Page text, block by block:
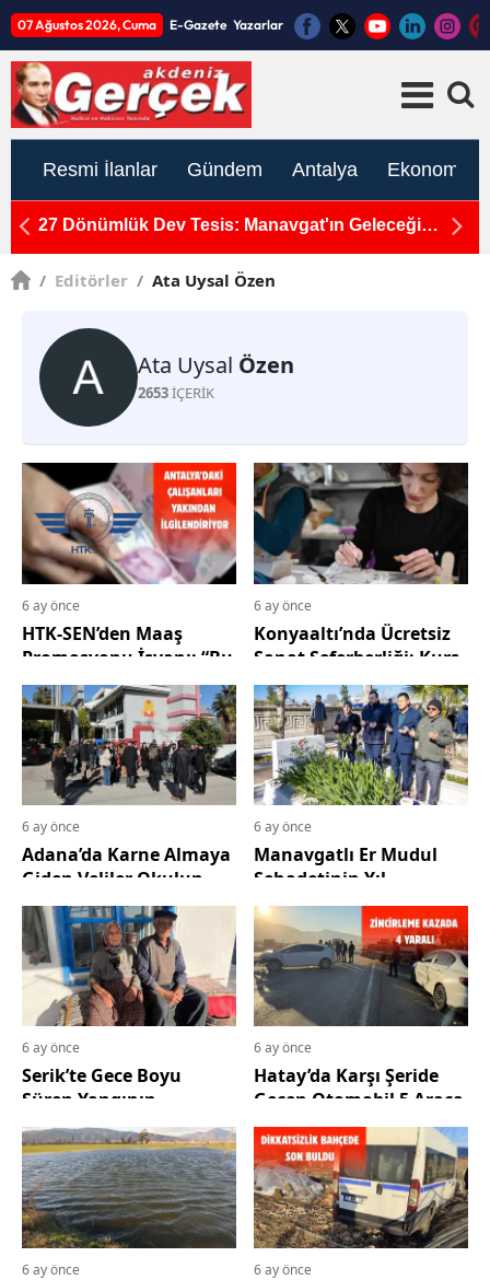
07 Ağustos 2026, Cuma E-Gazete Yazarlar
Resmi İlanlar Gündem Antalya Ekonomi
27 Dönümlük Dev Tesis: Manavgat'ın Geleceği
/ Editörler / Ata Uysal Özen
Ata Uysal Özen
2653İÇERİK
6 ay önce
HTK-SEN’den Maaş
Promosyonu İsyanı: “Bu
Teklif Kabul Edilemez”
6 ay önce
Konyaaltı’nda Ücretsiz
Sanat Seferberliği: Kurs
Sayısı İki Katına Çıktı!
6 ay önce
Adana’da Karne Almaya
Giden Veliler Okulun
Kapandığını Öğrendi
6 ay önce
Manavgatlı Er Mudul
Şehadetinin Yıl
Dönümünde
Unutulmadı
6 ay önce
Serik’te Gece Boyu
Süren Yangının
Bilançosu Sabah
Netleşti
6 ay önce
Hatay’da Karşı Şeride
Geçen Otomobil 5 Araca
Birden Çarptı
6 ay önce 6 ay önce